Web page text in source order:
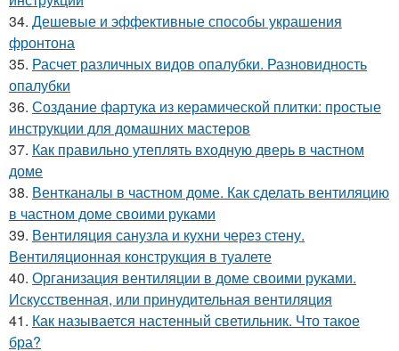
34. Дешевые и эффективные способы украшения
фронтона
35. Расчет различных видов опалубки. Разновидность
опалубки
36. Создание фартука из керамической плитки: простые
инструкции для домашних мастеров
37. Как правильно утеплять входную дверь в частном
доме
38. Вентканалы в частном доме. Как сделать вентиляцию
в частном доме своими руками
39. Вентиляция санузла и кухни через стену.
Вентиляционная конструкция в туалете
40. Организация вентиляции в доме своими руками.
Искусственная, или принудительная вентиляция
41. Как называется настенный светильник. Что такое
бра?